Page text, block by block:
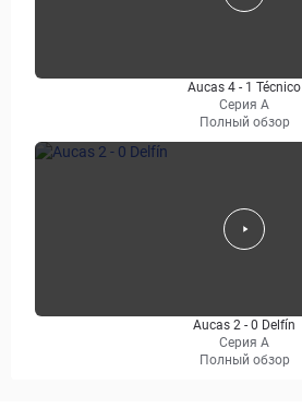
Aucas 4 - 1 Técnico
Серия А
Полный обзор
Aucas 2 - 0 Delfín
Серия А
Полный обзор